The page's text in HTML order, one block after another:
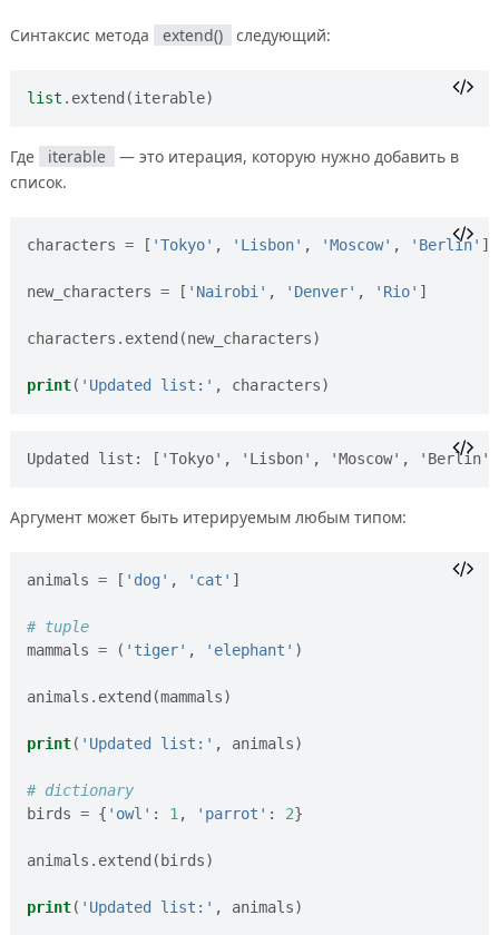
Синтаксис метода extend() следующий:
list . extend (iterable)
Где iterable
— это итерация, которую нужно добавить в
список.
characters = [ 'Tokyo' , 'Lisbon' , 'Moscow' , 'Berlin' ]
new_characters = [ 'Nairobi' , 'Denver' , 'Rio' ]
characters . extend (new_characters)
print( 'Updated list:' , characters)
Аргумент может быть итерируемым любым типом:
animals = [ 'dog' , 'cat' ]
# tuple
mammals = ( 'tiger' , 'elephant' )
animals . extend (mammals)
print( 'Updated list:' , animals)
# dictionary
birds = { 'owl' : 1, 'parrot' : 2}
animals . extend ( birds)
print( 'Updated list:' , animals)